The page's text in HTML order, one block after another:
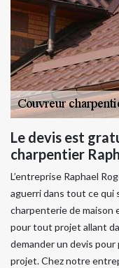
Le devis est
charpentier
L’entreprise Raphael
aguerri dans tout ce
charpenterie de maison
pour tout projet allant
demander un devis
projet. Chez notre